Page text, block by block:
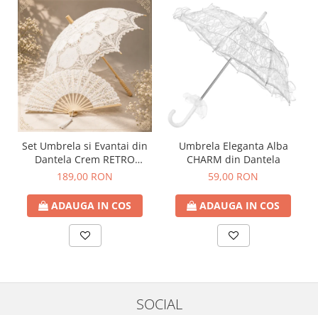
Set Umbrela si Evantai din
Dantela Crem RETRO
ROMANCE
189,00 RON
ADAUGA IN COS
Umbrela Eleganta Alba
CHARM din Dantela
59,00 RON
ADAUGA IN COS
SOCIAL